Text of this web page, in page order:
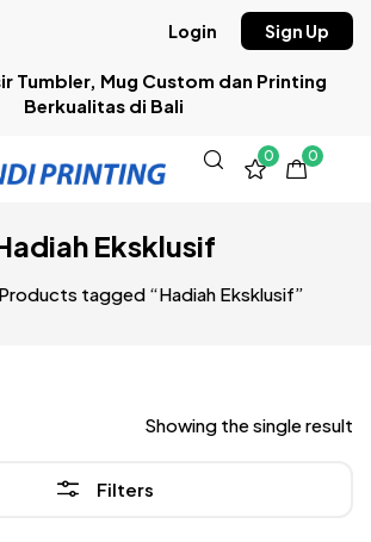
Tumbler, Mug Custom dan Printing
Berkualitas di Bali
Login Sign Up
0 0
Eksklusif
Products tagged “Hadiah Eksklusif”
Filters
Showing the single result